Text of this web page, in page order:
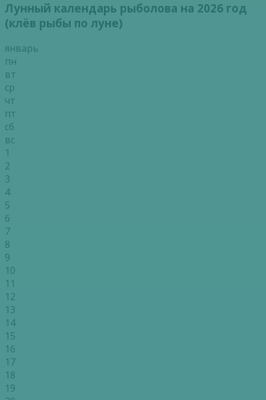
Лунный календарь рыболова на 2026 год
(клёв рыбы по луне)
январь
пн
вт
ср
чт
пт
сб
вс
1
2
3
4
5
6
7
8
9
10
11
12
13
14
15
16
17
18
19